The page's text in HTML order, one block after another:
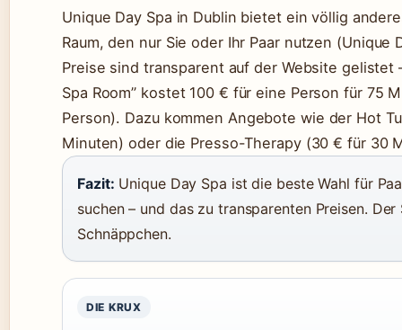
Unique Day Spa in Dublin bietet ein völlig
Raum, den nur Sie oder Ihr Paar nutzen (Unique
Preise sind transparent auf der Website gelistet
Spa Room” kostet 100 € für eine Person für 75
Person). Dazu kommen Angebote wie der Hot
Minuten) oder die Presso-Therapy (30 € für 30
Fazit: Unique Day Spa ist die beste Wahl für
suchen – und das zu transparenten Preisen.
Schnäppchen.
DIE KRUX